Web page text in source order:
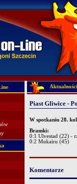
Aktualności
Piast Gliwice -
W spotkaniu 28.
Bramki:
0:1 Ulvestad (22) -
0:2 Mukairu (45)
Komentarze